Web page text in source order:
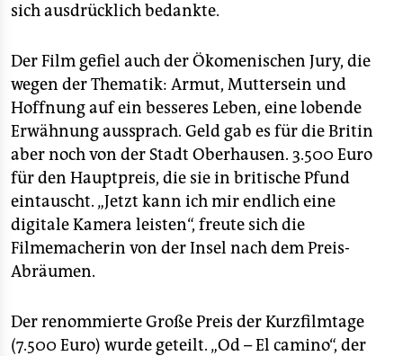
sich ausdrücklich bedankte.
Der Film gefiel auch der Ökomenischen Jury, die
wegen der Thematik: Armut, Muttersein und
Hoffnung auf ein besseres Leben, eine lobende
Erwähnung aussprach. Geld gab es für die Britin
aber noch von der Stadt Oberhausen. 3.500 Euro
für den Hauptpreis, die sie in britische Pfund
eintauscht. „Jetzt kann ich mir endlich eine
digitale Kamera leisten“, freute sich die
Filmemacherin von der Insel nach dem Preis-
Abräumen.
Der renommierte Große Preis der Kurzfilmtage
(7.500 Euro) wurde geteilt. „Od – El camino“, der